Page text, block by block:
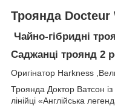
Троянда Docteur
Чайно-гібридні
Саджанці троянд 2
Оригінатор Harkness
Троянда Доктор Ватсон
лінійці «Англійська